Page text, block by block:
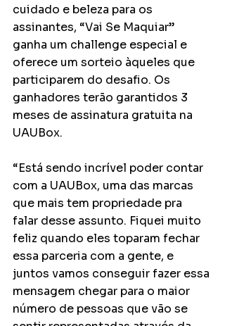
cuidado e beleza para os
assinantes, “Vai Se Maquiar”
ganha um challenge especial e
oferece um sorteio àqueles que
participarem do desafio. Os
ganhadores terão garantidos 3
meses de assinatura gratuita na
UAUBox.
“Está sendo incrível poder contar
com a UAUBox, uma das marcas
que mais tem propriedade pra
falar desse assunto. Fiquei muito
feliz quando eles toparam fechar
essa parceria com a gente, e
juntos vamos conseguir fazer essa
mensagem chegar para o maior
número de pessoas que vão se